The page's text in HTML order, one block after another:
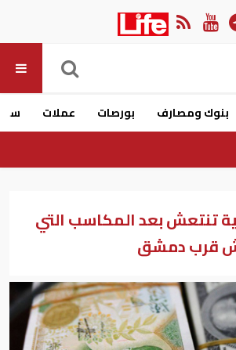
بنوك ومصارف بورصات عملات
تنتعش بعد المكاسب التي
قرب دمشق